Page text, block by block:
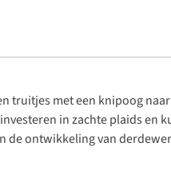
truitjes met een knipoog
in zachte plaids en
ontwikkeling van